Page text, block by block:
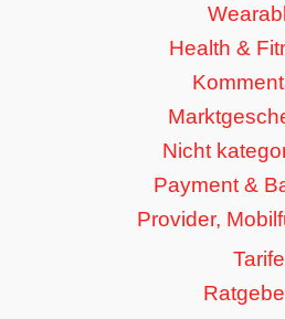
Health &
Nicht
Payment &
Provider,
Tarife